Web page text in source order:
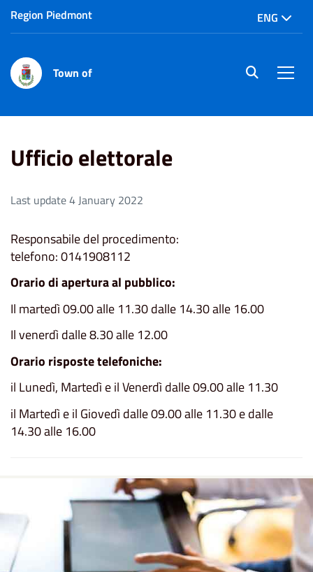
Region Piedmont ENG
Town of site.searc
Ufficio elettorale
Last update 4 January 2022
Responsabile del procedimento:
telefono: 0141908112
Orario di apertura al pubblico:
Il martedì 09.00 alle 11.30 dalle 14.30 alle 16.00
Il venerdì dalle 8.30 alle 12.00
Orario risposte telefoniche:
il Lunedì, Martedì e il Venerdì dalle 09.00 alle 11.30
il Martedì e il Giovedì dalle 09.00 alle 11.30 e dalle
14.30 alle 16.00